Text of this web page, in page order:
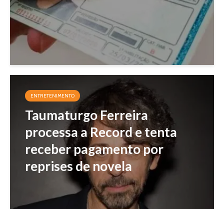
ENTRETENIMENTO
Taumaturgo Ferreira
processa a Record e tenta
receber pagamento por
reprises de novela